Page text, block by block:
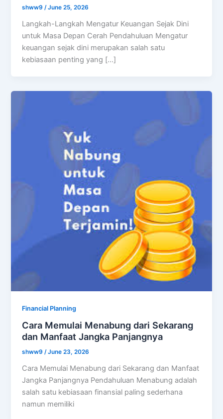
shww9 /June 25, 2026
Langkah-Langkah Mengatur Keuangan Sejak Dini
untuk Masa Depan Cerah Pendahuluan Mengatur
keuangan sejak dini merupakan salah satu
kebiasaan penting yang […]
Financial Planning
Cara Memulai Menabung dari Sekarang
dan Manfaat Jangka Panjangnya
shww9/June 23, 2026
Cara Memulai Menabung dari Sekarang dan Manfaat
Jangka Panjangnya Pendahuluan Menabung adalah
salah satu kebiasaan finansial paling sederhana
namun memiliki